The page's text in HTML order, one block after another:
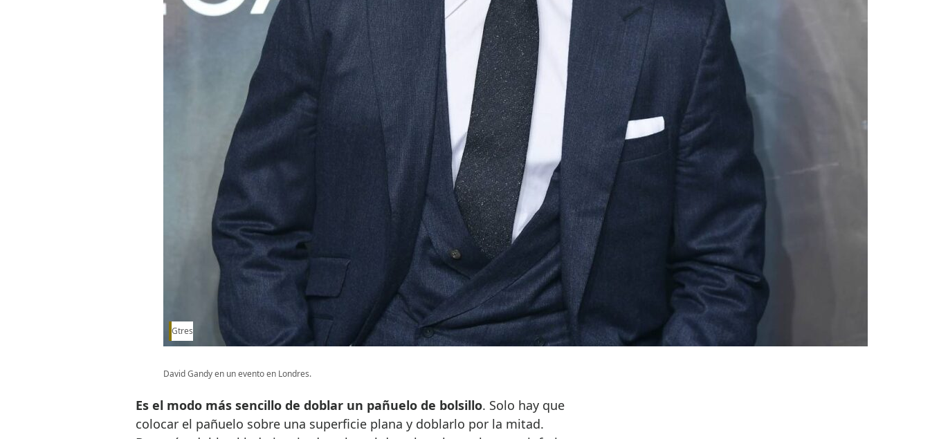
Gtres
David Gandy en un evento en Londres.
Es el modo más sencillo de doblar un pañuelo de bolsillo. Solo hay que
colocar el pañuelo sobre una superficie plana y doblarlo por la mitad.